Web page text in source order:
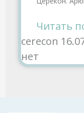
Читать
cerecon
нет